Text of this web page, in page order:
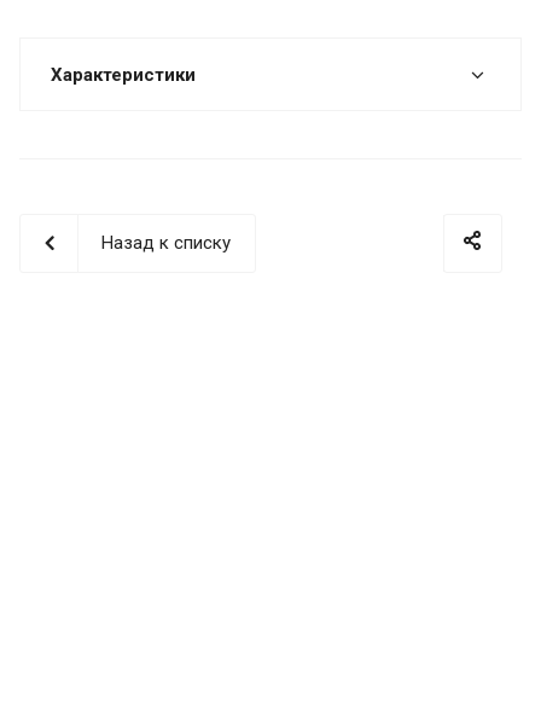
Характеристики
Назад к списку